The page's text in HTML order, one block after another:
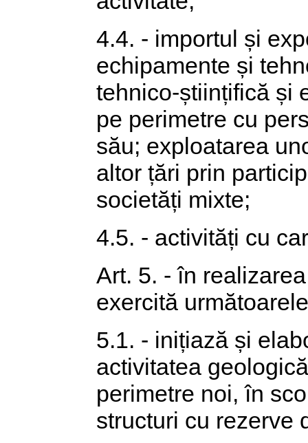
4.4. - importul și
echipamente și
tehnico-științifică și
pe perimetre cu
său; exploatarea
altor țări prin
societăți mixte;
4.5. - activități cu
Art. 5. - în
exercită
5.1. - inițiază și
activitatea
perimetre noi, în
structuri cu rezerve